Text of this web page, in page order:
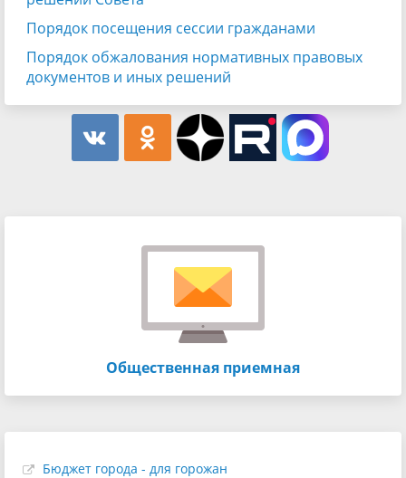
Порядок посещения сессии гражданами
Порядок обжалования нормативных правовых
документов и иных решений
Общественная приемная
Бюджет города - для горожан